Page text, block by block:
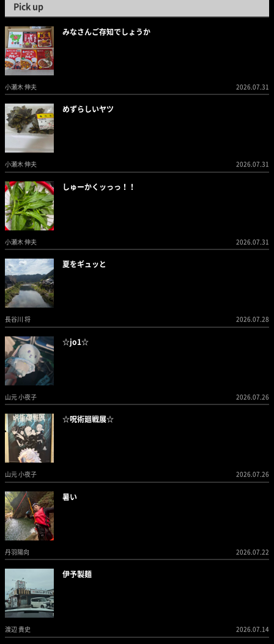
Pick up
みなさんご存知でしょうか
小瀬木 伸夫 2026.07.31
めずらしいヤツ
小瀬木 伸夫 2026.07.31
しゅーかくッっっ！！
小瀬木 伸夫 2026.07.31
夏をギュッと
長谷川 将 2026.07.28
☆jo1☆
山元 小夜子 2026.07.26
☆呪術廻戦展☆
山元 小夜子 2026.07.26
暑い
丹羽陽向 2026.07.22
伊予製麺
渡辺 貴史 2026.07.14